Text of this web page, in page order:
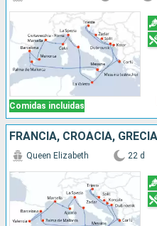
Comidas incluidas
Queen Elizabeth 22 d